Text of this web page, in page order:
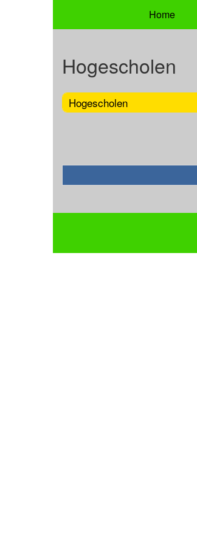
Home
Hogescholen
Hogescholen